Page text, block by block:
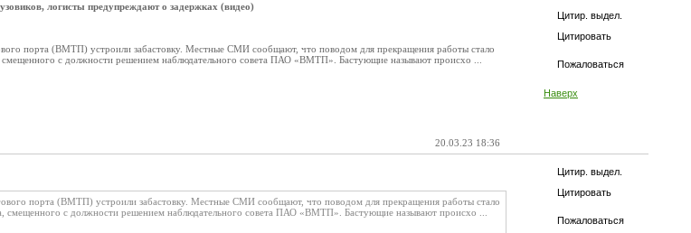
Цитир. выдел.
Цитировать
Пожаловаться
Наверх
логисты предупреждают о задержках (видео)
порта (ВМТП) устроили забастовку. Местные СМИ сообщают, что поводом для прекращения работы стало
смещенного с должности решением наблюдательного совета ПАО «ВМТП». Бастующие называют происхо ...
20.03.23 18:36
Цитир. выдел.
Цитировать
Пожаловаться
порта (ВМТП) устроили забастовку. Местные СМИ сообщают, что поводом для прекращения работы стало
смещенного с должности решением наблюдательного совета ПАО «ВМТП». Бастующие называют происхо ...